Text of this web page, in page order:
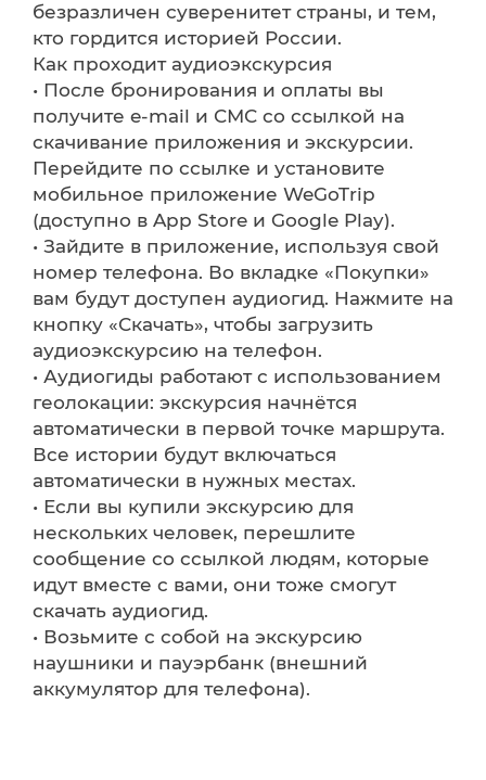
безразличен суверенитет страны, и тем,
кто гордится историей России.
Как проходит аудиоэкскурсия
• После бронирования и оплаты вы
получите e-mail и СМС со ссылкой на
скачивание приложения и экскурсии.
Перейдите по ссылке и установите
мобильное приложение WeGoTrip
(доступно в App Store и Google Play).
• Зайдите в приложение, используя свой
номер телефона. Во вкладке «Покупки»
вам будут доступен аудиогид. Нажмите на
кнопку «Скачать», чтобы загрузить
аудиоэкскурсию на телефон.
• Аудиогиды работают с использованием
геолокации: экскурсия начнётся
автоматически в первой точке маршрута.
Все истории будут включаться
автоматически в нужных местах.
• Если вы купили экскурсию для
нескольких человек, перешлите
сообщение со ссылкой людям, которые
идут вместе с вами, они тоже смогут
скачать аудиогид.
• Возьмите с собой на экскурсию
наушники и пауэрбанк (внешний
аккумулятор для телефона).